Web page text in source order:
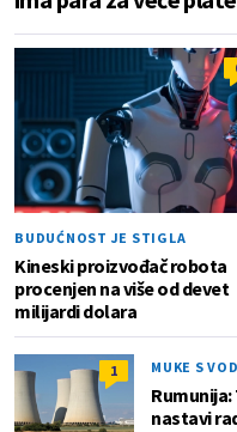
BUDUĆNOST JE STIGLA
Kineski proizvođač robota
procenjen na više od devet
milijardi dolara
1 MUKE S
nastavi